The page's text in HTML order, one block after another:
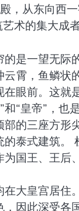
，从东向西
术的集大成
是一望无
霄，鱼鳞
在眼前。这
和“皇帝”，
的三座方
泰式建筑
国王、王后
大皇宫居
因此深受各